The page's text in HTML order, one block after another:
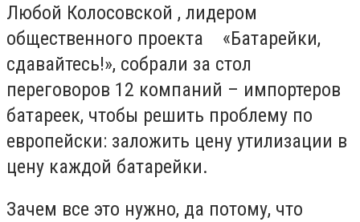
Любой Колосовской , лидером
общественного проекта «Батарейки,
сдавайтесь!», собрали за стол
переговоров 12 компаний – импортеров
батареек, чтобы решить проблему по
европейски: заложить цену утилизации в
цену каждой батарейки.
Зачем все это нужно, да потому, что